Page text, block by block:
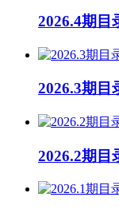
2026.4期目
2026.3期目
2026.2期目